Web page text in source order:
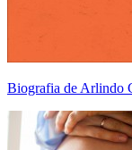
Biografia de Arlindo